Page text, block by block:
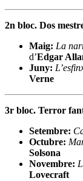
2n bloc. Dos
Maig: La
d’Edgar
Juny:
Verne
3r bloc. Terror
Setembre:
Octubre:
Solsona
Novembre:
Lovecraft